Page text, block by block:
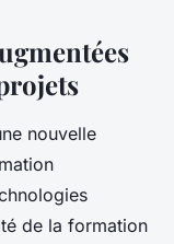
nouvelle
de la formation